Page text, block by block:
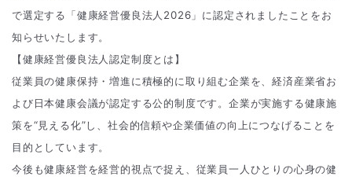
で選定する「健康経営優良法人2026」に認定されましたことをお
知らせいたします。
【健康経営優良法人認定制度とは】
従業員の健康保持・増進に積極的に取り組む企業を、経済産業省お
よび日本健康会議が認定する公的制度です。企業が実施する健康施
策を“見える化”し、社会的信頼や企業価値の向上につなげることを
目的としています。
今後も健康経営を経営的視点で捉え、従業員一人ひとりの心身の健